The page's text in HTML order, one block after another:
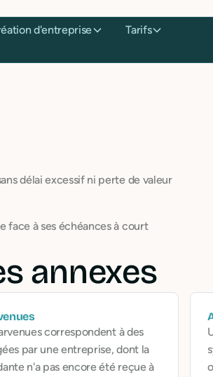
d'entreprise
Tarifs
délai excessif ni perte de valeur
face à ses échéances à court
annexes
correspondent à des
par une entreprise, dont la
n'a pas encore été reçue à